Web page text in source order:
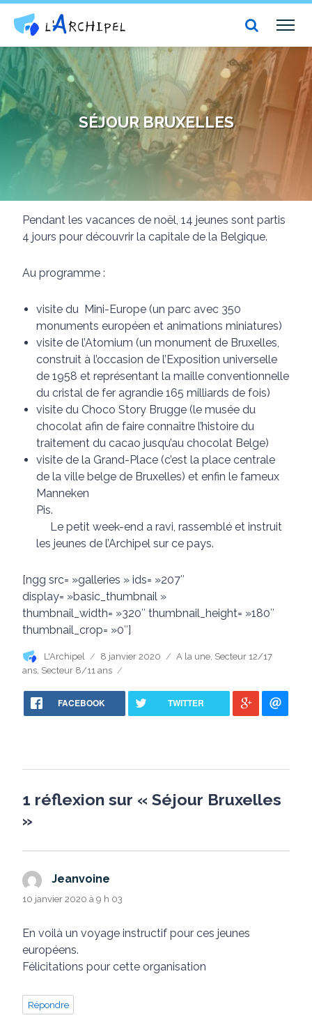
Centre social et culturel l'Archipel
SÉJOUR BRUXELLES
Pendant les vacances de noël, 14 jeunes sont partis
4 jours pour découvrir la capitale de la Belgique.
Au programme :
visite du Mini-Europe (un parc avec 350
monuments européen et animations miniatures)
visite de l’Atomium (un monument de Bruxelles,
construit à l’occasion de l’Exposition universelle
de 1958 et représentant la maille conventionnelle
du cristal de fer agrandie 165 milliards de fois)
visite du Choco Story Brugge (le musée du
chocolat afin de faire connaître l’histoire du
traitement du cacao jusqu’au chocolat Belge)
visite de la Grand-Place (c’est la place centrale
de la ville belge de Bruxelles) et enfin le fameux
Manneken
Pis.
Le petit week-end a ravi, rassemblé et instruit
les jeunes de l’Archipel sur ce pays.
[ngg src= »galleries » ids= »207″
display= »basic_thumbnail »
thumbnail_width= »320″ thumbnail_height= »180″
thumbnail_crop= »0″]
Auteur
L'Archipel
Publié
le
8 janvier 2020 Catégories
A la une, Secteur 12/17
ans, Secteur 8/11 ans
FACEBOOK TWITTER
1 réflexion sur « Séjour Bruxelles
»
Jeanvoine
10 janvier 2020 à 9 h 03
En voilà un voyage instructif pour ces jeunes
européens.
Félicitations pour cette organisation
Répondre